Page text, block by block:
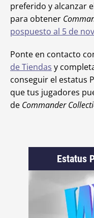
preferido y alcanzar
para obtener
pospuesto al 5 de
Ponte en contacto
de Tiendas y
conseguir el estatus
que tus jugadores
de Commander
Estatus